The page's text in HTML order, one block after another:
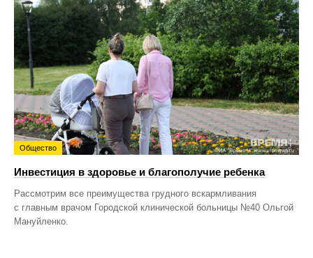
Общество
Инвестиция в здоровье и благополучие ребенка
Рассмотрим все преимущества грудного вскармливания
с главным врачом Городской клинической больницы №40 Ольгой
Мануйленко.